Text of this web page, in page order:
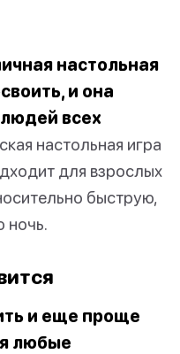
настольная
и она
всех
настольная игра
для взрослых
быструю,
ночь.
и еще проще
любые